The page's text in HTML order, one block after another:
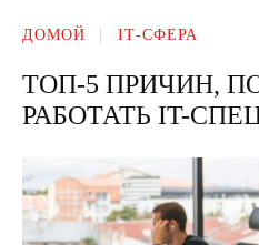
ДОМОЙ ІТ-СФЕРА
ТОП-5 ПРИЧИН,
РАБОТАТЬ IT-